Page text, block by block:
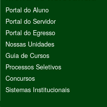
Portal do Aluno
Portal do Servidor
Portal do Egresso
Nossas Unidades
Guia de Cursos
Processos Seletivos
Concursos
Sistemas Institucionais